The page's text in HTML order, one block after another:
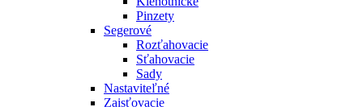
Pinzety
Segerové
Rozťahovacie
Sťahovacie
Sady
Nastaviteľné
Zaisťovacie